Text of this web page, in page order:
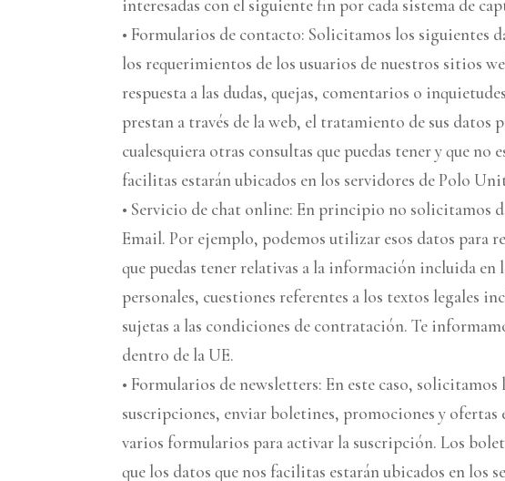
interesadas con el siguiente fin por cada sistema de
• Formularios de contacto: Solicitamos los siguientes
los requerimientos de los usuarios de nuestros sitios
respuesta a las dudas, quejas, comentarios o
prestan a través de la web, el tratamiento de sus datos
cualesquiera otras consultas que puedas tener y que
facilitas estarán ubicados en los servidores de Polo
• Servicio de chat online: En principio no solicitamos
Email. Por ejemplo, podemos utilizar esos datos para
que puedas tener relativas a la información incluida en
personales, cuestiones referentes a los textos legales
sujetas a las condiciones de contratación. Te
dentro de la UE.
• Formularios de newsletters: En este caso,
suscripciones, enviar boletines, promociones y
varios formularios para activar la suscripción. Los
que los datos que nos facilitas estarán ubicados en los